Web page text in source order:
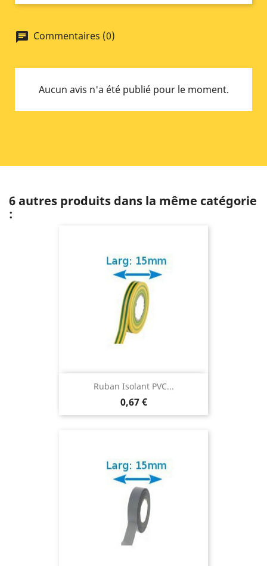
chat Commentaires (0)
Aucun avis n'a été publié pour le moment.
6 autres produits dans la même catégorie
:
Ruban Isolant PVC...
0,67 €